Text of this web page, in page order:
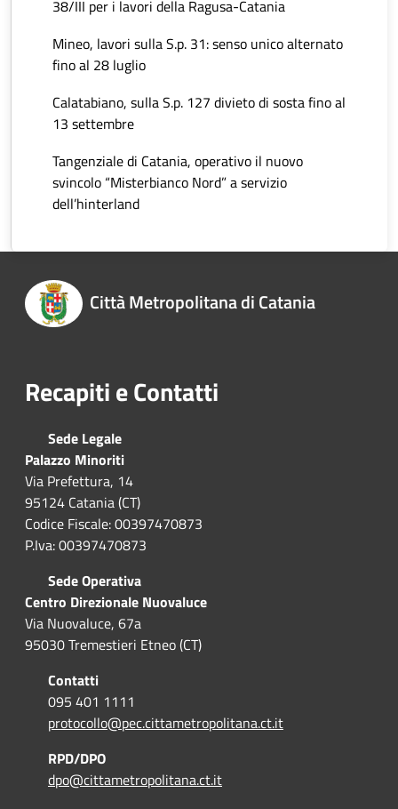
38/III per i lavori della Ragusa-Catania
Mineo, lavori sulla S.p. 31: senso unico alternato
fino al 28 luglio
Calatabiano, sulla S.p. 127 divieto di sosta fino al
13 settembre
Tangenziale di Catania, operativo il nuovo
svincolo “Misterbianco Nord” a servizio
dell’hinterland
Città Metropolitana di Catania
Recapiti e Contatti
Sede Legale
Palazzo Minoriti
Via Prefettura, 14
95124 Catania (CT)
Codice Fiscale: 00397470873
P.Iva: 00397470873
Sede Operativa
Centro Direzionale Nuovaluce
Via Nuovaluce, 67a
95030 Tremestieri Etneo (CT)
Contatti
095 401 1111
protocollo@pec.cittametropolitana.ct.it
RPD/DPO
dpo@cittametropolitana.ct.it